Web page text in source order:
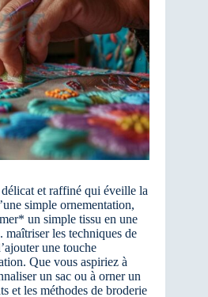
et raffiné qui éveille la
simple ornementation,
un simple tissu en une
les techniques de
une touche
Que vous aspiriez à
un sac ou à orner un
et les méthodes de broderie